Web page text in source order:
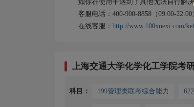
如你在使用中遇到了其他无法自行解决
客服电话：400-900-8858（09:00-22:00
在线客服： http://www.100xuexi.com/
上海交通大学化学化工学院考
科目： 199管理类联考综合能力